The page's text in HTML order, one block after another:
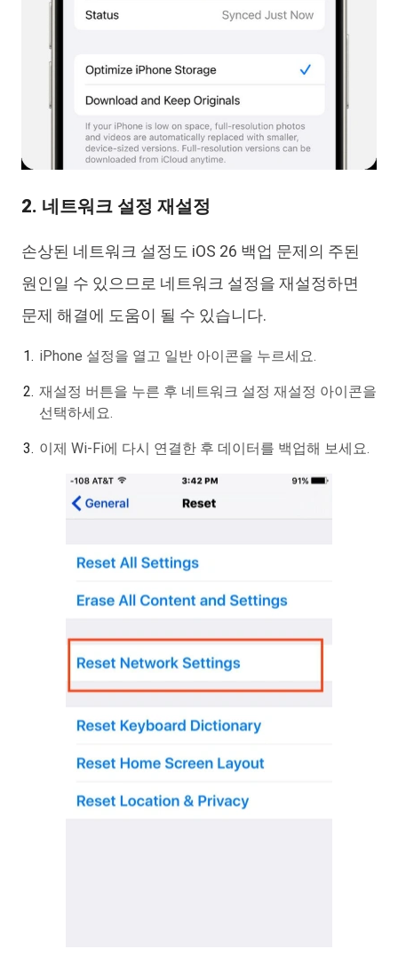
2. 네트워크 설정 재설정
손상된 네트워크 설정도 iOS 26 백업 문제의 주된
원인일 수 있으므로 네트워크 설정을 재설정하면
문제 해결에 도움이 될 수 있습니다.
iPhone 설정을 열고 일반 아이콘을 누르세요.
재설정 버튼을 누른 후 네트워크 설정 재설정 아이콘을
선택하세요.
이제 Wi-Fi에 다시 연결한 후 데이터를 백업해 보세요.